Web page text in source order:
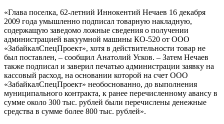
«Глава поселка, 62-летний Иннокентий Нечаев 16 декабря
2009 года умышленно подписал товарную накладную,
содержащую заведомо ложные сведения о получении
администрацией вакуумной машины КО-520 от ООО
«ЗабайкалСпецПроект», хотя в действительности товар не
был поставлен, – сообщил Анатолий Усков. – Затем Нечаев
также подписал и заверил печатью администрации заявку на
кассовый расход, на основании которой на счет ООО
«ЗабайкалСпецПроект» необоснованно, до выполнения
муниципального контракта, к ранее перечисленному авансу в
сумме около 300 тыс. рублей были перечислены денежные
средства в сумме более 800 тыс. рублей».